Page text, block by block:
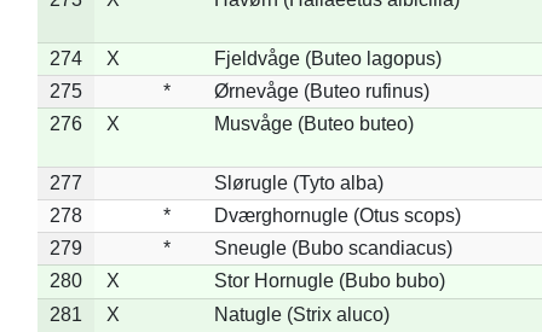
274 X
Fjeldvåge (Buteo lagopus)
275
*
Ørnevåge (Buteo rufinus)
276
X Musvåge (Buteo buteo)
277
Slørugle (Tyto alba)
278
*
Dværghornugle (Otus scops)
279
*
Sneugle (Bubo scandiacus)
280
X
Stor Hornugle (Bubo bubo)
281
X Natugle (Strix aluco)